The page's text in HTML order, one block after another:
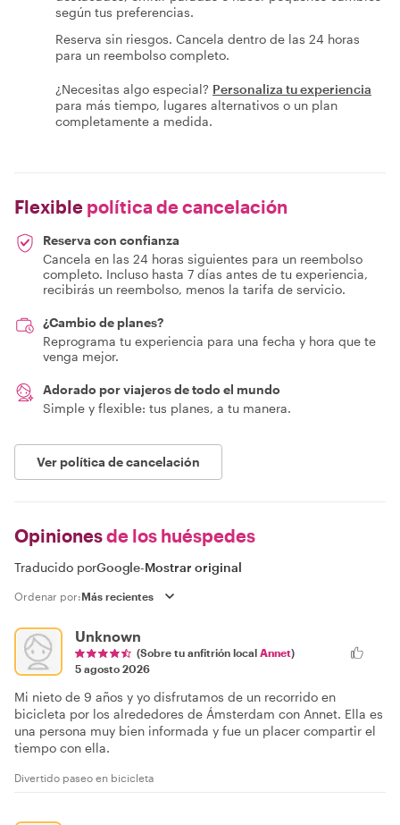
según tus preferencias.
Reserva sin riesgos. Cancela dentro de las 24 horas
para un reembolso completo.
¿Necesitas algo especial? Personaliza tu experiencia
para más tiempo, lugares alternativos o un plan
completamente a medida.
Flexible política de cancelación
Reserva con confianza
Cancela en las 24 horas siguientes para un reembolso
completo. Incluso hasta 7 días antes de tu experiencia,
recibirás un reembolso, menos la tarifa de servicio.
¿Cambio de planes?
Reprograma tu experiencia para una fecha y hora que te
venga mejor.
Adorado por viajeros de todo el mundo
Simple y flexible: tus planes, a tu manera.
Ver política de cancelación
Opinionesde los huéspedes
Traducido porGoogle-Mostrar original
Ordenar por:
Unknown
(Sobre tu anfitrión local Annet)
5 agosto 2026
Mi nieto de 9 años y yo disfrutamos de un recorrido en
bicicleta por los alrededores de Ámsterdam con Annet. Ella es
una persona muy bien informada y fue un placer compartir el
tiempo con ella.
Divertido paseo en bicicleta